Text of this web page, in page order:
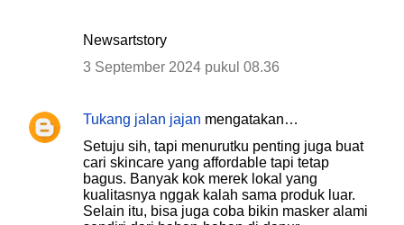
Newsartstory
3 September 2024 pukul 08.36
Tukang jalan jajan mengatakan…
Setuju sih, tapi menurutku penting juga buat
cari skincare yang affordable tapi tetap
bagus. Banyak kok merek lokal yang
kualitasnya nggak kalah sama produk luar.
Selain itu, bisa juga coba bikin masker alami